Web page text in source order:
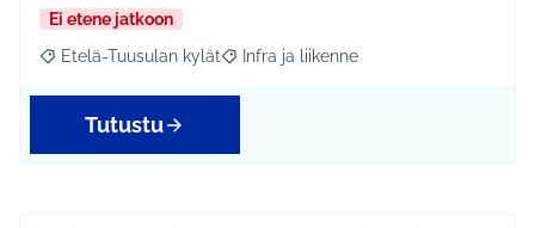
Ei etene jatkoon
Rajaa tulokset aihepiirin mukaan: Etelä-Tuusulan kylät
Etelä-Tuusulan kylät Rajaa tulokset teeman mukaan: Infra ja
Infra ja liikenne
Tutustu